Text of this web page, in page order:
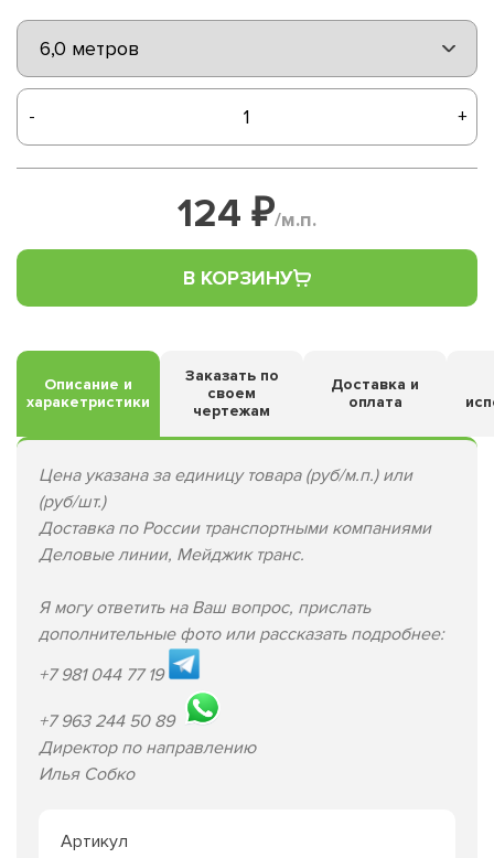
- +
124 ₽/м.п.
В КОРЗИНУ
Описание и
харакетристики
Заказать по
своем
чертежам
Доставка и
оплата
Цена указана за единицу товара (руб/м.п.) или
(руб/шт.)
Доставка по России транспортными компаниями
Деловые линии, Мейджик транс.
Я могу ответить на Ваш вопрос, прислать
дополнительные фото или рассказать подробнее:
+7 981 044 77 19
+7 963 244 50 89
Директор по направлению
Илья Собко
Артикул